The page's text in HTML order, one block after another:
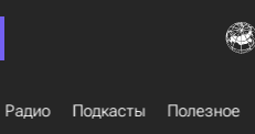
Радио Подкасты Полезное